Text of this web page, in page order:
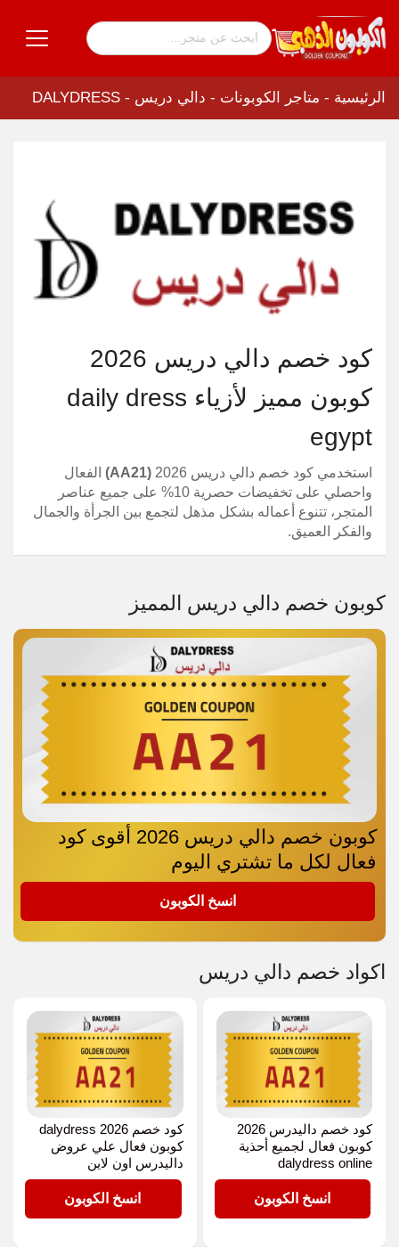
الرئيسية - متاجر الكوبونات - دالي دريس - DALYDRESS
كود خصم دالي دريس 2026
كوبون مميز لأزياء daily dress
egypt
استخدمي كود خصم دالي دريس 2026 (AA21)
الفعال
واحصلي على تخفيضات حصرية 10% على جميع عناصر
المتجر، تتنوع أعماله بشكل مذهل لتجمع بين الجرأة والجمال
والفكر العميق.
كوبون خصم دالي دريس المميز
كوبون خصم دالي دريس 2026 أقوى كود
فعال لكل ما تشتري اليوم
انسخ الكوبون
اكواد خصم دالي دريس
كود خصم داليدرس 2026
كوبون فعال لجميع أحذية
dalydress online
AA21انسخ الكوبون
كود خصم dalydress 2026
كوبون فعال علي عروض
داليدرس اون لاين
AA21انسخ الكوبون